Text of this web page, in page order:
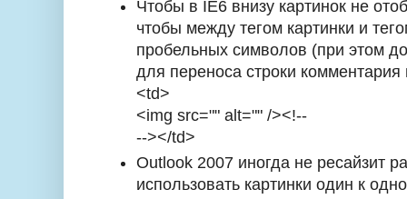
Чтобы в IE6 внизу картинок не
чтобы между тегом картинки и
пробельных символов (при этом
для переноса строки комментария
<td>
<img src="" alt="" /><!--
--></td>
Outlook 2007 иногда не ресайзит
использовать картинки один к